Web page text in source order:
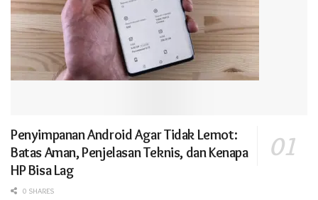
Penyimpanan Android Agar Tidak Lemot:
Batas Aman, Penjelasan Teknis, dan Kenapa
HP Bisa Lag
0 SHARES